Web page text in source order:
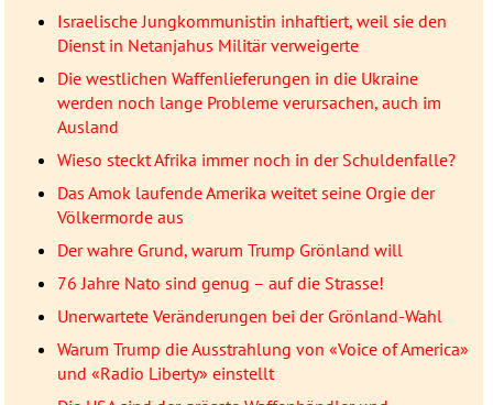
Israelische Jungkommunistin inhaftiert, weil sie den
Dienst in Netanjahus Militär verweigerte
Die westlichen Waffenlieferungen in die Ukraine
werden noch lange Probleme verursachen, auch im
Ausland
Wieso steckt Afrika immer noch in der Schuldenfalle?
Das Amok laufende Amerika weitet seine Orgie der
Völkermorde aus
Der wahre Grund, warum Trump Grönland will
76 Jahre Nato sind genug – auf die Strasse!
Unerwartete Veränderungen bei der Grönland-Wahl
Warum Trump die Ausstrahlung von «Voice of America»
und «Radio Liberty» einstellt